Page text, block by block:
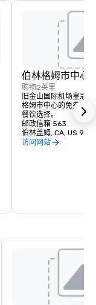
伯林格姆市中心
购物2英里
旧金山国际机场皇冠
格姆市中心的免费班
餐饮选择。
邮政信箱 563
伯林盖姆, CA, US
访问网站